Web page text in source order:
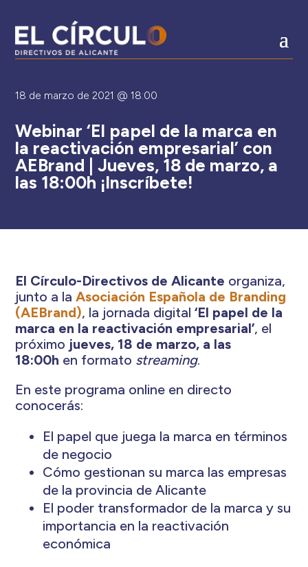
18 de marzo de 2021 @ 18:00
Webinar ‘El papel de la marca en
la reactivación empresarial’ con
AEBrand | Jueves, 18 de marzo, a
las 18:00h ¡Inscríbete!
El Círculo-Directivos de Alicante organiza,
junto a la Asociación Española de Branding
(AEBrand), la jornada digital‘El papel de la
marca en la reactivación empresarial’, el
próximo jueves, 18 de marzo, a las
18:00h en formato streaming.
En este programa online en directo
conocerás:
El papel que juega la marca en términos
de negocio
Cómo gestionan su marca las empresas
de la provincia de Alicante
El poder transformador de la marca y su
importancia en la reactivación
económica